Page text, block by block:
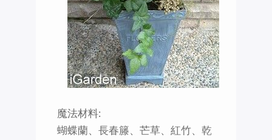
魔法材料:
蝴蝶蘭、長春籐、芒草、紅竹、乾